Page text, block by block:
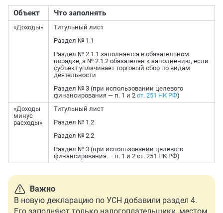
Объект Что заполнять
«Доходы»
Титульный лист
Раздел № 1.1
Раздел № 2.1.1 заполняется в обязательном
порядке, а № 2.1.2 обязателен к заполнению, если
субъект уплачивает торговый сбор по видам
деятельности
Раздел № 3 (при использовании целевого
финансирования — п. 1 и 2 ст. 251 НК РФ)
«Доходы
минус
расходы»
Титульный лист
Раздел № 1.2
Раздел № 2.2
Раздел № 3 (при использовании целевого
финансирования — п. 1 и 2 ст. 251 НК РФ)
Важно
В новую декларацию по УСН добавили раздел 4.
Его заполняют только налогоплательщики, местом